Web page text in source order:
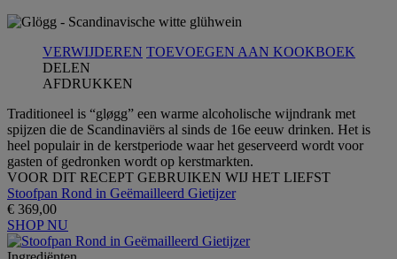
VERWIJDEREN TOEVOEGEN AAN KOOKBOEK
DELEN
AFDRUKKEN
Traditioneel is “gløgg” een warme alcoholische wijndrank met
spijzen die de Scandinaviërs al sinds de 16e eeuw drinken. Het is
heel populair in de kerstperiode waar het geserveerd wordt voor
gasten of gedronken wordt op kerstmarkten.
VOOR DIT RECEPT GEBRUIKEN WIJ HET LIEFST
Stoofpan Rond in Geëmailleerd Gietijzer
€ 369,00
SHOP NU